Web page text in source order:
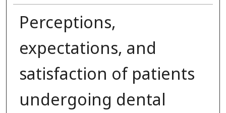
Perceptions,
expectations, and
satisfaction of patients
undergoing dental